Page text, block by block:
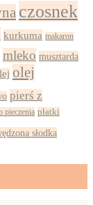
czosnek
kurkuma makaron
mleko musztarda
olej
pierś z
pieczenia płatki
słodka